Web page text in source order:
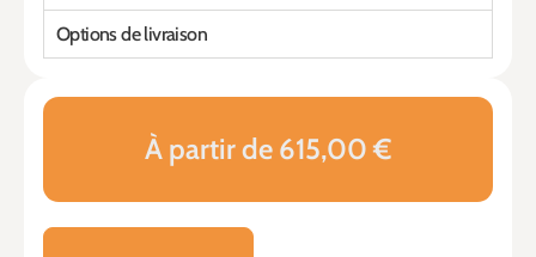
À partir de 615,00 €
Options de livraison